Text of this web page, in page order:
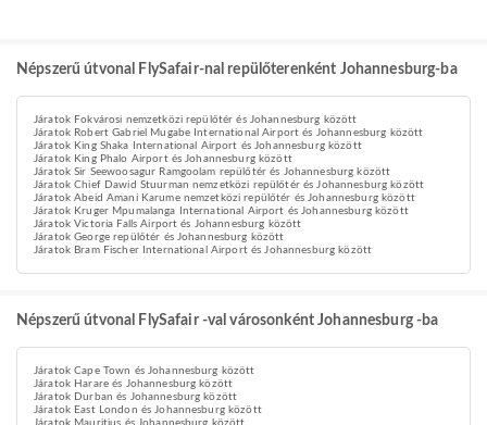
Népszerű útvonal FlySafair-nal repülőterenként Johannesburg-ba
Járatok Fokvárosi nemzetközi repülőtér és Johannesburg között
Járatok Robert Gabriel Mugabe International Airport és Johannesburg között
Járatok King Shaka International Airport és Johannesburg között
Járatok King Phalo Airport és Johannesburg között
Járatok Sir Seewoosagur Ramgoolam repülőtér és Johannesburg között
Járatok Chief Dawid Stuurman nemzetközi repülőtér és Johannesburg között
Járatok Abeid Amani Karume nemzetközi repülőtér és Johannesburg között
Járatok Kruger Mpumalanga International Airport és Johannesburg között
Járatok Victoria Falls Airport és Johannesburg között
Járatok George repülőtér és Johannesburg között
Járatok Bram Fischer International Airport és Johannesburg között
Népszerű útvonal FlySafair -val városonként Johannesburg -ba
Járatok Cape Town és Johannesburg között
Járatok Harare és Johannesburg között
Járatok Durban és Johannesburg között
Járatok East London és Johannesburg között
Járatok Mauritius és Johannesburg között